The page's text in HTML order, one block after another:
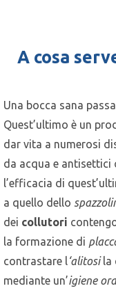
A cosa
Una bocca sana
Quest’ultimo è un
dar vita a numerosi
da acqua e
l’efficacia di
a quello dello
dei collutori
la formazione di
contrastare l‘alitosila
mediante un’igiene